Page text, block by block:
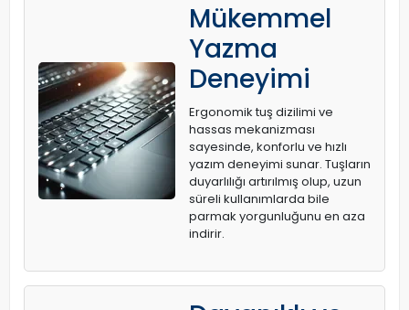
Mükemmel
Yazma
Deneyimi
Ergonomik tuş dizilimi ve
hassas mekanizması
sayesinde, konforlu ve hızlı
yazım deneyimi sunar. Tuşların
duyarlılığı artırılmış olup, uzun
süreli kullanımlarda bile
parmak yorgunluğunu en aza
indirir.